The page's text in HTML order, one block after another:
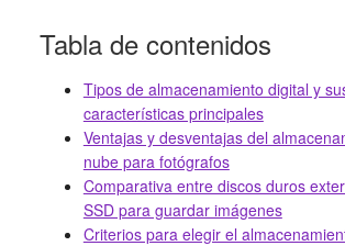
Tabla de contenidos
Tipos de almacenamiento digital y
características principales
Ventajas y desventajas del
nube para fotógrafos
Comparativa entre discos duros
SSD para guardar imágenes
Criterios para elegir el